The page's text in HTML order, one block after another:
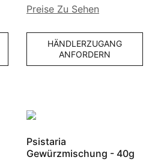
Preise Zu Sehen
HÄNDLERZUGANG
ANFORDERN
Psistaria
Gewürzmischung - 40g